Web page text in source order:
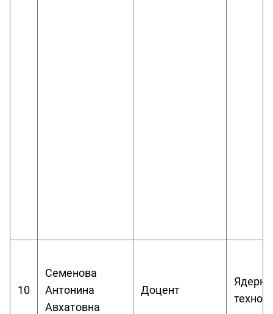
10
Семенова
Антонина
Авхатовна
Доцент